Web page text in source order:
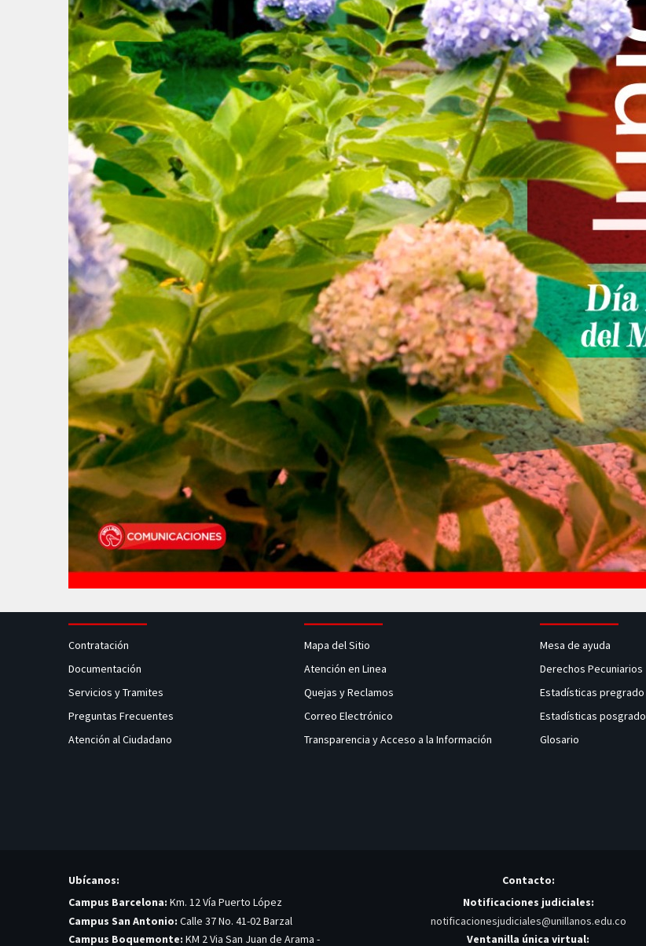
Contratación
Documentación
Servicios y Tramites
Preguntas Frecuentes
Atención al Ciudadano
Mapa del Sitio
Atención en Linea
Quejas y Reclamos
Correo Electrónico
Transparencia y Acceso a la Información
Mesa de ayuda
Derechos Pecuniarios
Estadísticas pregrado
Estadísticas posgrado
Glosario
Ubícanos:
Campus Barcelona: Km. 12 Vía Puerto López
Campus San Antonio: Calle 37 No. 41-02 Barzal
Campus Boquemonte: KM 2 Via San Juan de Arama -
Contacto:
Notificaciones judiciales:
notificacionesjudiciales@unillanos.edu.co
Ventanilla única virtual: